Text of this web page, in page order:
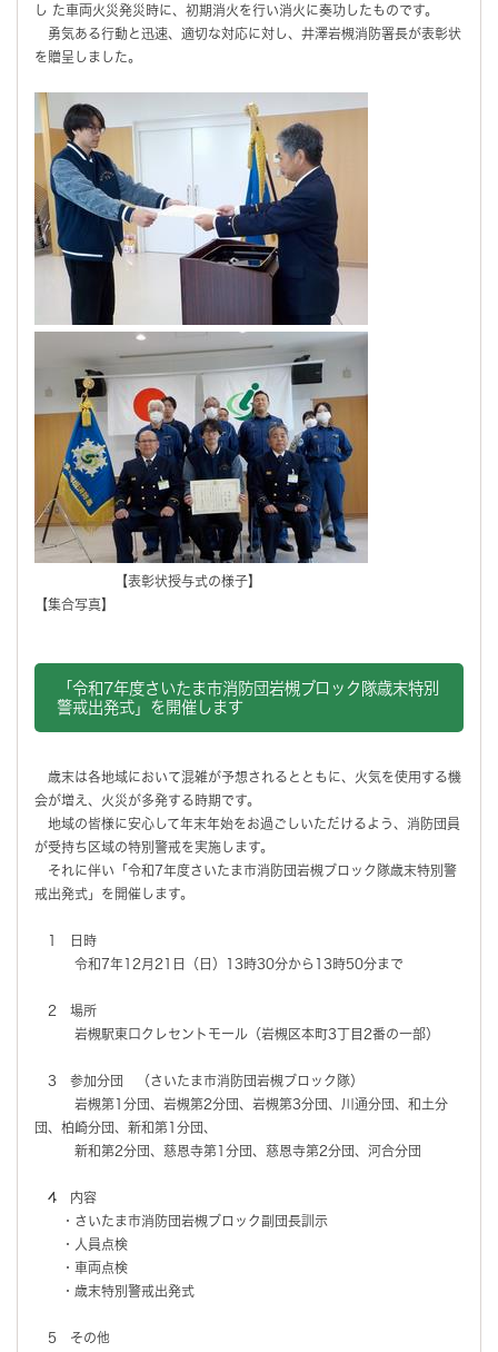
し た車両火災発災時に、初期消火を行い消火に奏功したものです。
勇気ある行動と迅速、適切な対応に対し、井澤岩槻消防署長が表彰状
を贈呈しました。
【表彰状授与式の様子】
【集合写真】
「令和7年度さいたま市消防団岩槻ブロック隊歳末特別
警戒出発式」を開催します
歳末は各地域において混雑が予想されるとともに、火気を使用する機
会が増え、火災が多発する時期です。
地域の皆様に安心して年末年始をお過ごしいただけるよう、消防団員
が受持ち区域の特別警戒を実施します。
それに伴い「令和7年度さいたま市消防団岩槻ブロック隊歳末特別警
戒出発式」を開催します。
1 日時
令和7年12月21日（日）13時30分から13時50分まで
2 場所
岩槻駅東口クレセントモール（岩槻区本町3丁目2番の一部）
3 参加分団 （さいたま市消防団岩槻ブロック隊）
岩槻第1分団、岩槻第2分団、岩槻第3分団、川通分団、和土分
団、柏崎分団、新和第1分団、
新和第2分団、慈恩寺第1分団、慈恩寺第2分団、河合分団
4 内容
・さいたま市消防団岩槻ブロック副団長訓示
・人員点検
・車両点検
・歳末特別警戒出発式
5 その他